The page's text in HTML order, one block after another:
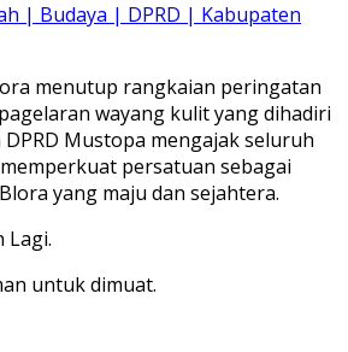
| Budaya | DPRD | Kabupaten
menutup rangkaian peringatan
wayang kulit yang dihadiri
Mustopa mengajak seluruh
persatuan sebagai
yang maju dan sejahtera.
Lagi.
untuk dimuat.